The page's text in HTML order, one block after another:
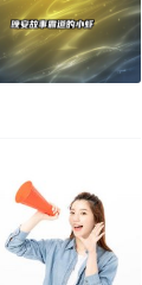
有说不出的高
友，我们要爱